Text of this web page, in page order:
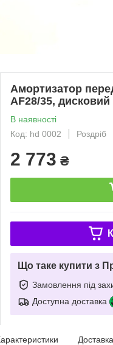
Амортизатор
AF28/35,
В наявності
Код: hd 0002
Роздріб
2 773 ₴
Що таке купити з
Замовлення під
Доступна доставка
Доставка